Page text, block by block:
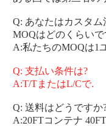
Q: あなたはカスタ
MOQはどのくらいで
A:私たちのMOQは1
Q: 支払い条件は?
A:T/TまたはL/Cで.
Q: 送料はどうですか
A:20FTコンテナ